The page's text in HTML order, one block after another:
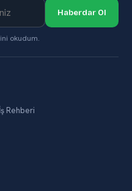
Haberdar Ol
okudum.
Rehberi